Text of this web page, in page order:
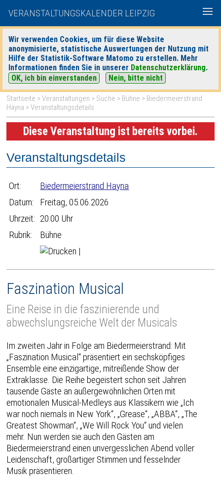
VERANSTALTUNGSKALENDER LEIPZIG
Wir verwenden Cookies, um für diese Website
anonymisierte, statistische Auswertungen der Nutzung mit
Hilfe der Statistik-Software Matomo zu erstellen. Mehr
Informationen finden Sie in unserer Datenschutzerklärung.
OK, ich bin einverstanden
Nein, bitte nicht
heute|morgen| Detaillierte Suche
Startseite >Veranstaltungen > Suche > Bühne > Biedermeierstrand
Hayna > Veranstaltungsdetails
Diese Veranstaltung ist bereits vorbei.
Veranstaltungsdetails
Ort:
Biedermeierstrand Hayna
Datum:
Freitag, 05.06.2026
Uhrzeit: 20:00 Uhr
Rubrik:
Bühne
|
Faszination Musical
Eine Reise in die faszinierende und
abwechslungsreiche Welt der Musicals
Im zweiten Jahr in Folge am Biedermeierstrand: Mit
„Faszination Musical“ präsentiert ein sechsköpfiges
Ensemble eine einzigartige, mitreißende Show der
Extraklasse. Die Reihe begeistert schon seit Jahren
tausende Gäste an außergewöhnlichen Orten mit
emotionalen Musical-Medleys aus Klassikern wie „Ich
war noch niemals in New York“, „Grease“, „ABBA“, „The
Greatest Showman“, „We Will Rock You“ und vielen
mehr. Nun werden sie auch den Gästen am
Biedermeierstrand einen unvergesslichen Abend voller
Leidenschaft, großartiger Stimmen und fesselnder
Musik präsentieren.